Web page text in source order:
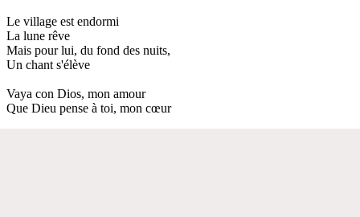
Le village est endormi
La lune rêve
Mais pour lui, du fond des nuits,
Un chant s'élève
Vaya con Dios, mon amour
Que Dieu pense à toi, mon cœur